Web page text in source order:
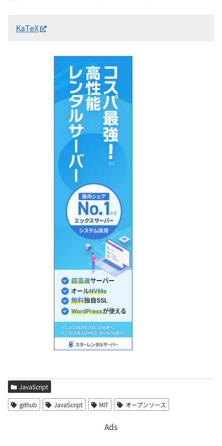
KaTeX
JavaScript
github JavaScript MIT オープンソース
Ads